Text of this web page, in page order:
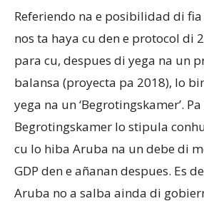
Referiendo na e posibilidad di
nos ta haya cu den e protocol di
para cu, despues di yega na un
balansa (proyecta pa 2018), lo
yega na un ‘Begrotingskamer’.
Begrotingskamer lo stipula
cu lo hiba Aruba na un debe di
GDP den e añanan despues. Es
Aruba no a salba ainda di